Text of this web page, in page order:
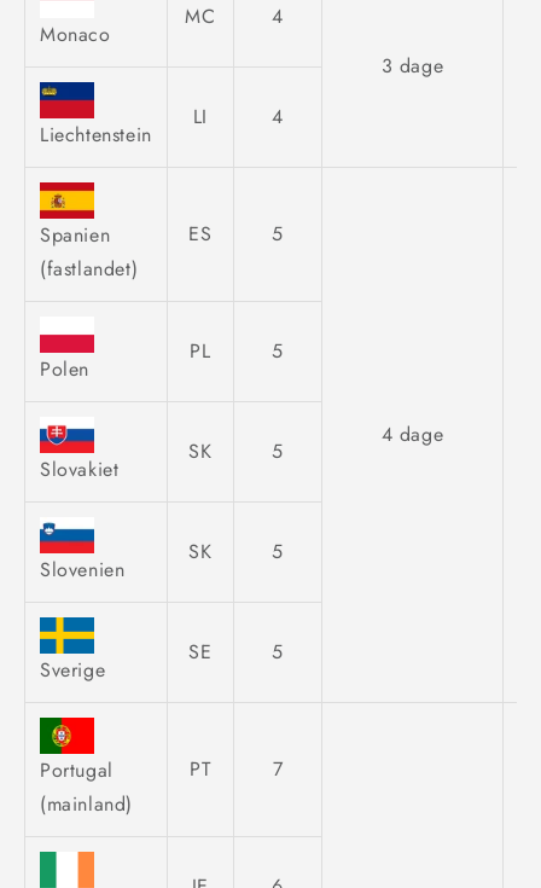
Monaco
MC
4
3 dage
Liechtenstein
LI 4
Spanien
(fastlandet)
ES 5
4 dage
Polen
PL 5
Slovakiet
SK 5
Slovenien
SK 5
Sverige
SE 5
Portugal
(mainland)
PT 7